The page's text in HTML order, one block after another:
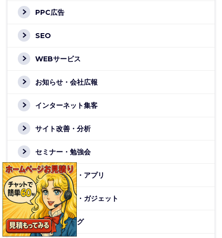
PPC広告
SEO
WEBサービス
お知らせ・会社広報
インターネット集客
サイト改善・分析
セミナー・勉強会
ソフトウェア・アプリ
ハードウェア・ガジェット
ブランディング